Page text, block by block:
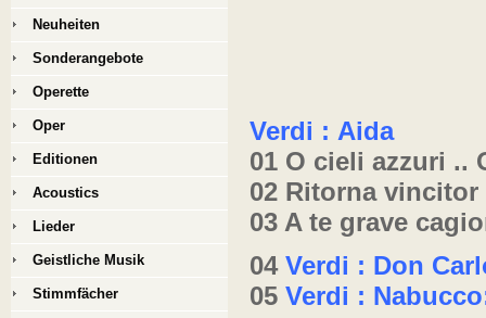
Verdi : Aida
01 O cieli azzuri ..
02 Ritorna vincitor
03 A te grave
04 Verdi : Don
05 Verdi :
Neuheiten
Sonderangebote
Operette
Oper
Editionen
Acoustics
Lieder
Geistliche Musik
Stimmfächer